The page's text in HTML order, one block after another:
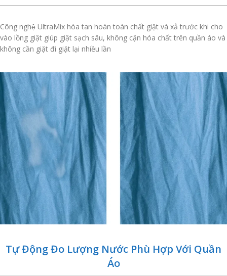
Công nghệ UltraMix hòa tan hoàn toàn chất giặt và xả trước khi cho
vào lồng giặt giúp giặt sạch sâu, không cặn hóa chất trên quần áo và
không cần giặt đi giặt lại nhiều lần
Tự Động Đo Lượng Nước Phù Hợp Với Quần
Áo